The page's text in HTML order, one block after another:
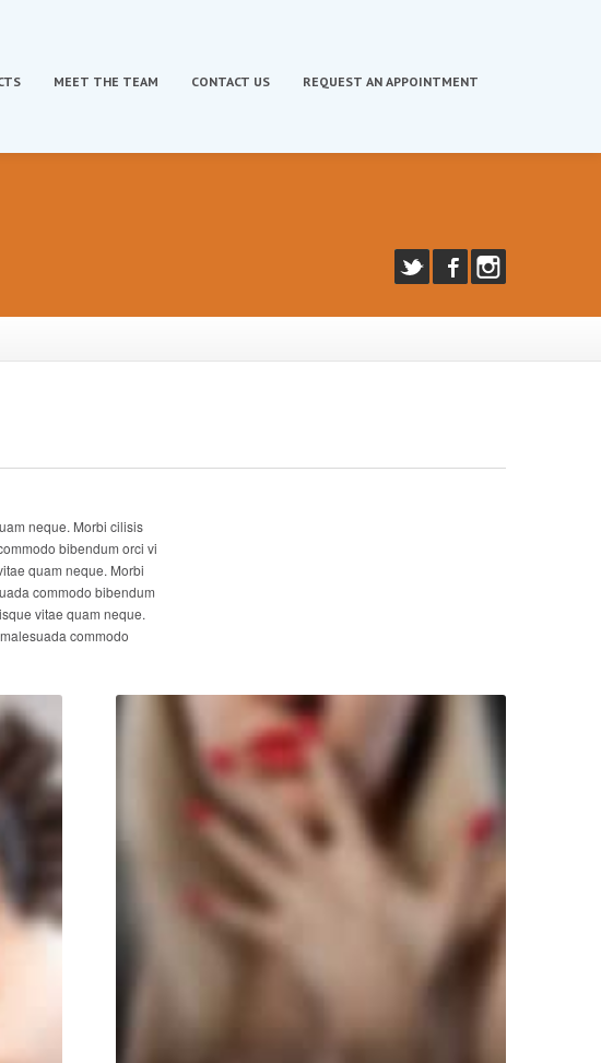
MEET THE TEAM CONTACT US REQUEST AN APPOINTMENT
neque. Morbi cilisis
bibendum orci vi
quam neque. Morbi
commodo bibendum
vitae quam neque.
commodo